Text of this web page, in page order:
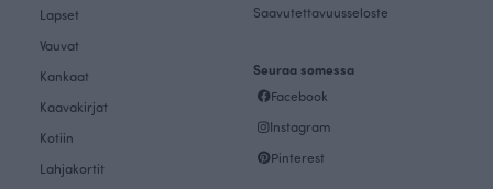
Lapset
Vauvat
Kankaat
Kaavakirjat
Kotiin
Lahjakortit
Saavutettavuusseloste
Seuraa somessa
Facebook
Instagram
Pinterest